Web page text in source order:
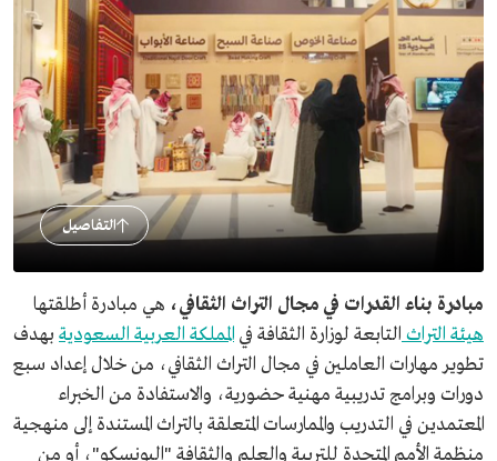
التفاصيل
مبادرة بناء القدرات في مجال التراث الثقافي، هي مبادرة أطلقتها
هيئة التراث التابعة لوزارة الثقافة في المملكة العربية السعودية بهدف
تطوير مهارات العاملين في مجال التراث الثقافي، من خلال إعداد سبع
دورات وبرامج تدريبية مهنية حضورية، والاستفادة من الخبراء
المعتمدين في التدريب والممارسات المتعلقة بالتراث المستندة إلى منهجية
منظمة الأمم المتحدة للتربية والعلم والثقافة "اليونسكو"، أو من